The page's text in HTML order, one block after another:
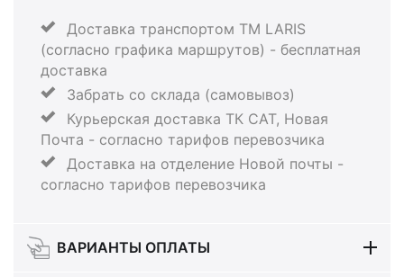
Доставка транспортом ТМ LARIS
(согласно графика маршрутов) - бесплатная
доставка
Забрать со склада (самовывоз)
Курьерская доставка ТК САТ, Новая
Почта - согласно тарифов перевозчика
Доставка на отделение Новой почты -
согласно тарифов перевозчика
ВАРИАНТЫ ОПЛАТЫ